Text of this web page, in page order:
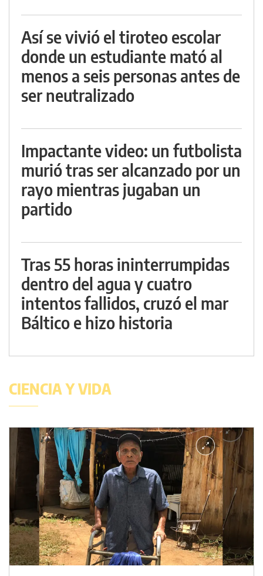
Así se vivió el tiroteo escolar
donde un estudiante mató al
menos a seis personas antes de
ser neutralizado
Impactante video: un futbolista
murió tras ser alcanzado por un
rayo mientras jugaban un
partido
Tras 55 horas ininterrumpidas
dentro del agua y cuatro
intentos fallidos, cruzó el mar
Báltico e hizo historia
CIENCIA Y VIDA